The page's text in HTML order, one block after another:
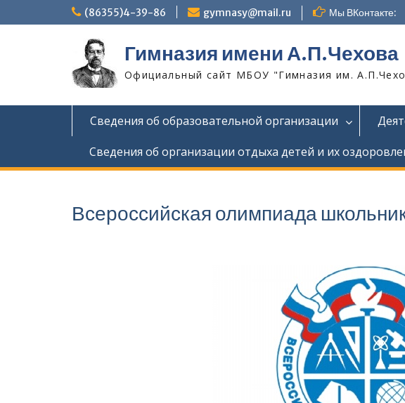
to
(86355)4-39-86 gymnasy@mail.ru Мы ВКонтакте:
Гимназия имени А.П.Чехова
Официальный сайт МБОУ "Гимназия им.
Сведения об образовательной организации
Сведения об организации отдыха детей и их
Всероссийская олимпиада